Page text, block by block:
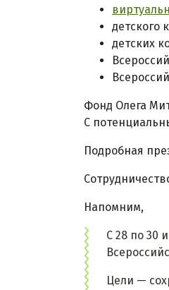
детского
детских
Фонд Олега
С
Подробная
Напомним,
С 28 по 30
Цели —